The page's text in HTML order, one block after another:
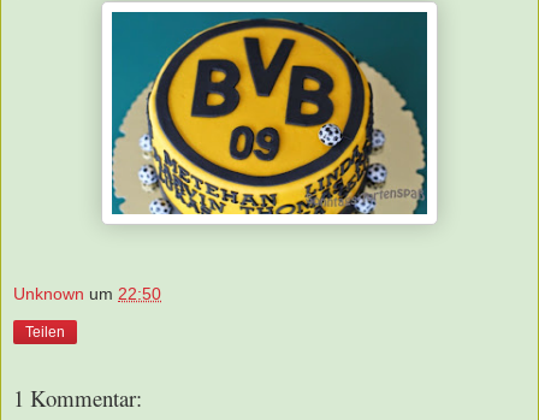
Unknown um 22:50
Teilen
1 Kommentar: